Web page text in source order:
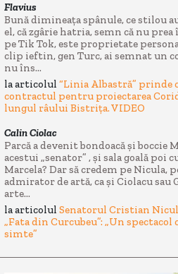
Flavius
Bună dimineața spânule, ce stilou
el, că zgârie hatria, semn că nu
pe Tik Tok, este proprietate
clip ieftin, gen Turc, ai semnat un
nu îns...
la articolul “Linia Albastră” prinde
contractul pentru proiectarea
lungul râului Bistrița. VIDEO
Calin Ciolac
Parcă a devenit bondoacă și boccie
acestui „senator” , și sala goală poi
Marcela? Dar să credem pe Nicula,
admirator de artă, ca și Ciolacu
arte...
la articolul Senatorul Cristian
„Fata din Curcubeu”: „Un spectacol
simte”